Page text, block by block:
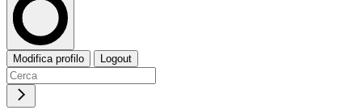
Modifica profilo Logout